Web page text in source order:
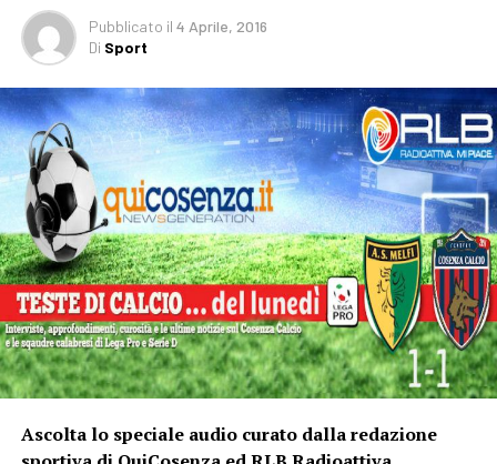
Pubblicato il 4 Aprile, 2016
Di Sport
Ascolta lo speciale audio curato dalla redazione